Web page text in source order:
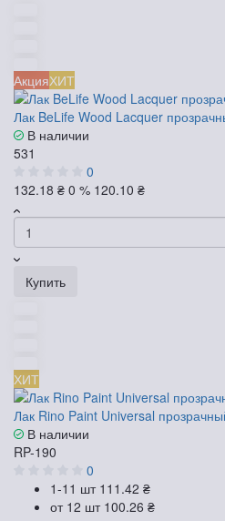
АкцияХИТ
Лак BeLife Wood Lacquer
В наличии
531
0
132.18 ₴ 0 % 120.10 ₴
Купить
ХИТ
Лак Rino Paint Universal
В наличии
RP-190
0
1-11 шт 111.42 ₴
от 12 шт 100.26 ₴